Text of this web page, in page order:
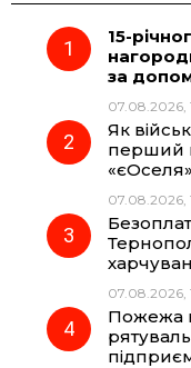
e
o
k
15-
за
07.08.2026,
Як
перший
«єОселя»
07.08.2026,
07.08.2026,
Пожежа